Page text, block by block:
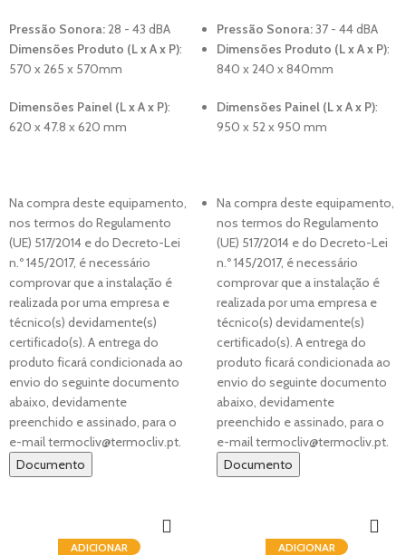
Pressão Sonora:28 - 43 dBA
Dimensões Produto (L x A x P):
570 x 265 x 570mm
Dimensões Painel (L x A x P):
620 x 47.8 x 620 mm
Na compra deste equipamento,
nos termos do Regulamento
(UE) 517/2014 e do Decreto-Lei
n.º 145/2017, é necessário
comprovar que a instalação é
realizada por uma empresa e
técnico(s) devidamente(s)
certificado(s). A entrega do
produto ficará condicionada ao
envio do seguinte documento
abaixo, devidamente
preenchido e assinado, para o
e-mail termocliv@termocliv.pt.
Documento
ADICIONAR
Pressão Sonora:37 - 44 dBA
Dimensões Produto (L x A x P):
840 x 240 x 840mm
Dimensões Painel (L x A x P):
950 x 52 x 950 mm
Na compra deste equipamento,
nos termos do Regulamento
(UE) 517/2014 e do Decreto-Lei
n.º 145/2017, é necessário
comprovar que a instalação é
realizada por uma empresa e
técnico(s) devidamente(s)
certificado(s). A entrega do
produto ficará condicionada ao
envio do seguinte documento
abaixo, devidamente
preenchido e assinado, para o
e-mail termocliv@termocliv.pt.
Documento
ADICIONAR